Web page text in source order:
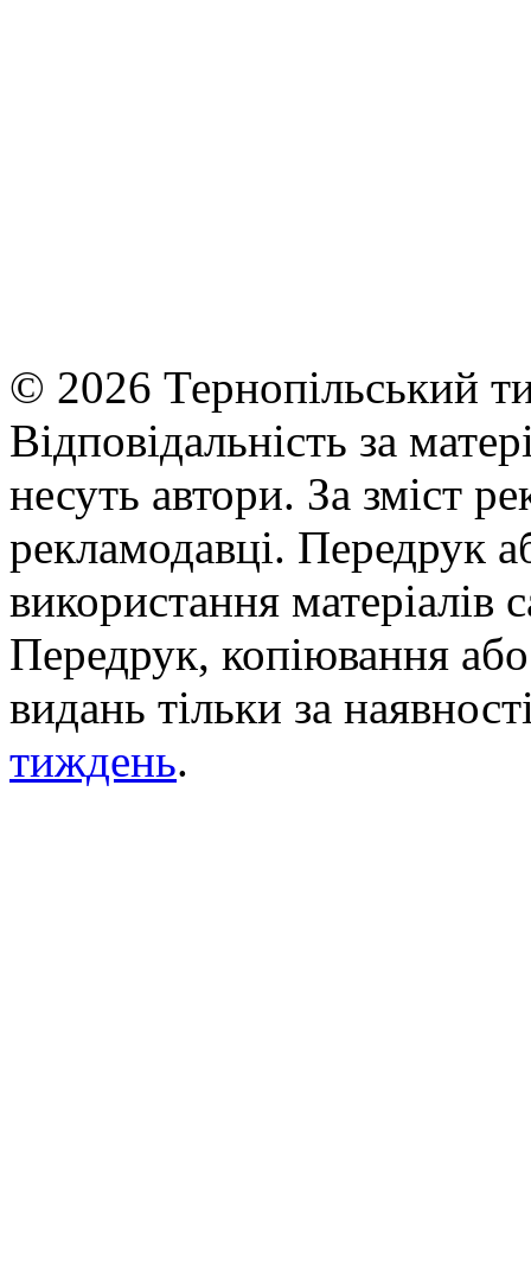
© 2026 Тернопільський
Відповідальність за
несуть автори. За зміст
рекламодавці. Передрук
використання матеріалів
Передрук, копіювання
видань тільки за
тиждень.